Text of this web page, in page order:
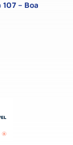
107 – Boa